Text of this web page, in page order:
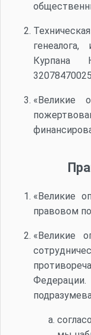
генеалога,
Курпана
«Великие
«Великие
правовом
«Великие